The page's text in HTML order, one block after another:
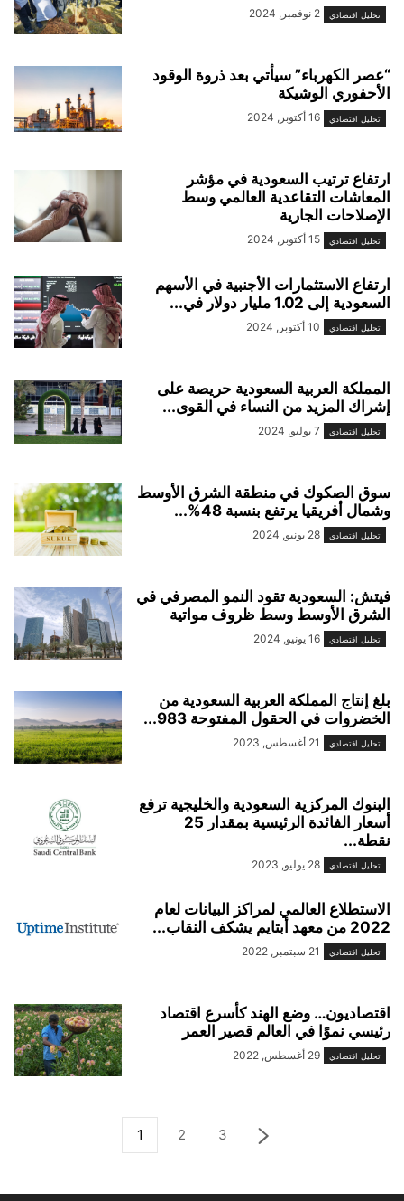
تحليل اقتصادي 2 نوفمبر, 2024
“عصر الكهرباء” سيأتي بعد ذروة الوقود
الأحفوري الوشيكة
تحليل اقتصادي 16 أكتوبر, 2024
ارتفاع ترتيب السعودية في مؤشر
المعاشات التقاعدية العالمي وسط
الإصلاحات الجارية
تحليل اقتصادي 15 أكتوبر, 2024
ارتفاع الاستثمارات الأجنبية في الأسهم
السعودية إلى 1.02 مليار دولار في...
تحليل اقتصادي 10 أكتوبر, 2024
المملكة العربية السعودية حريصة على
إشراك المزيد من النساء في القوى...
تحليل اقتصادي 7 يوليو, 2024
سوق الصكوك في منطقة الشرق الأوسط
وشمال أفريقيا يرتفع بنسبة 48%...
تحليل اقتصادي 28 يونيو, 2024
فيتش: السعودية تقود النمو المصرفي في
الشرق الأوسط وسط ظروف مواتية
تحليل اقتصادي 16 يونيو, 2024
بلغ إنتاج المملكة العربية السعودية من
الخضروات في الحقول المفتوحة 983...
تحليل اقتصادي 21 أغسطس, 2023
البنوك المركزية السعودية والخليجية ترفع
أسعار الفائدة الرئيسية بمقدار 25
نقطة...
تحليل اقتصادي 28 يوليو, 2023
الاستطلاع العالمي لمراكز البيانات لعام
2022 من معهد أبتايم يشكف النقاب...
تحليل اقتصادي 21 سبتمبر, 2022
اقتصاديون… وضع الهند كأسرع اقتصاد
رئيسي نموًا في العالم قصير العمر
تحليل اقتصادي 29 أغسطس, 2022
1 2 3